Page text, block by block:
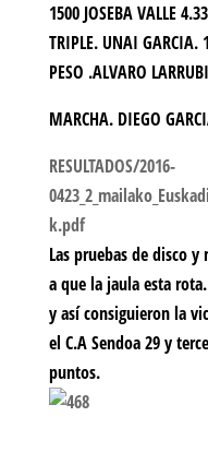
1500 JOSEBA VALLE
TRIPLE. UNAI GARCIA.
PESO .ALVARO
MARCHA. DIEGO
RESULTADOS/2016-
k.pdf
Las pruebas de disco
a que la jaula esta rota.
y así consiguieron la
el C.A Sendoa 29 y
puntos.